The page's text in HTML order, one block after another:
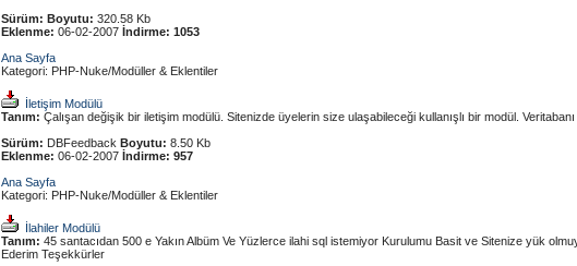
Sürüm: Boyutu: 320.58 Kb
Eklenme: 06-02-2007 İndirme: 1053
Ana Sayfa
Kategori: PHP-Nuke/Modüller & Eklentiler
İletişim Modülü
Tanım: Çalışan değişik bir iletişim modülü. Sitenizde üyelerin size ulaşabileceği kullanışlı bir modül. Veritabanı
Sürüm: DBFeedback Boyutu: 8.50 Kb
Eklenme: 06-02-2007 İndirme: 957
Ana Sayfa
Kategori: PHP-Nuke/Modüller & Eklentiler
İlahiler Modülü
Tanım: 45 santacıdan 500 e Yakın Albüm Ve Yüzlerce ilahi sql istemiyor Kurulumu Basit ve Sitenize yük
Ederim Teşekkürler